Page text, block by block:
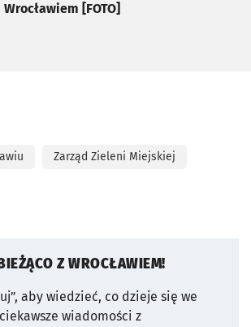
Wrocławiem [FOTO]
Zarząd Zieleni Miejskiej
Z WROCŁAWIEM!
aby wiedzieć, co dzieje się we
wiadomości z